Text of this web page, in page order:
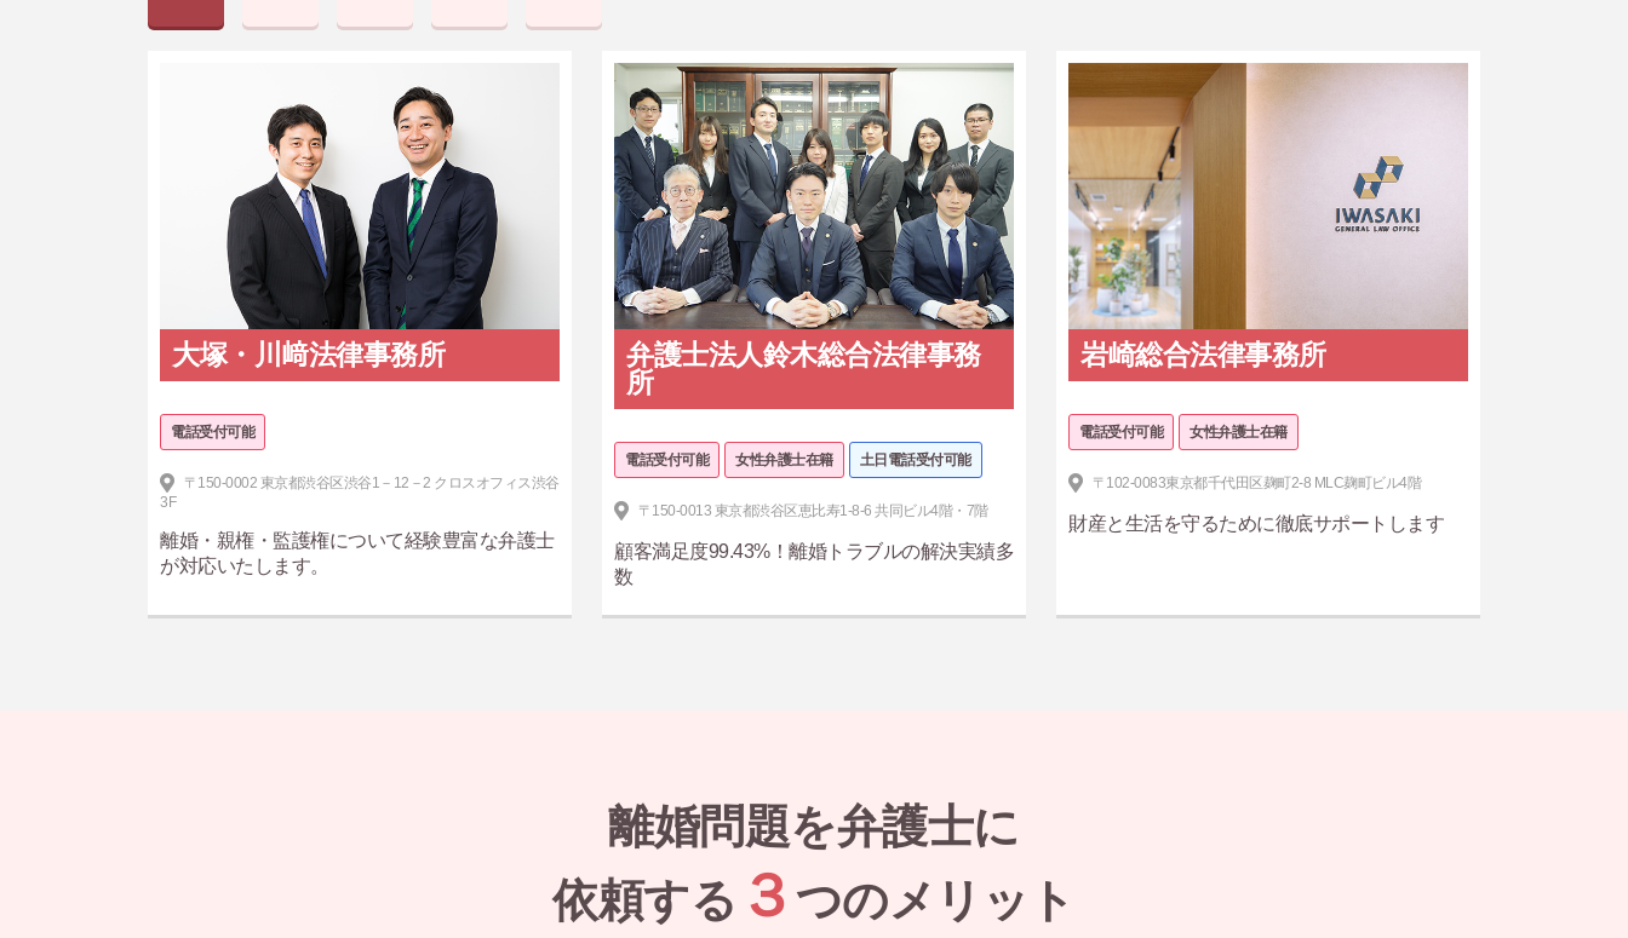
大塚・川﨑法律事務所
電話受付可能
〒150-0002 東京都渋谷区渋谷1－12－2 クロスオフィス渋谷
3F
離婚・親権・監護権について経験豊富な弁護士
が対応いたします。
弁護士法人鈴木総合法律事務
所
電話受付可能 女性弁護士在籍 土日電話受付可能
〒150-0013 東京都渋谷区恵比寿1-8-6 共同ビル4階・7階
顧客満足度99.43%！離婚トラブルの解決実績多
数
岩崎総合法律事務所
電話受付可能 女性弁護士在籍
〒102-0083東京都千代田区麹町2-8 MLC麹町ビル4階
財産と生活を守るために徹底サポートします
離婚問題を弁護士に
依頼する ３ つのメリット